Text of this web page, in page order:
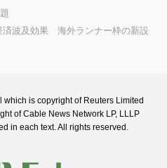
済波及効果 海外ランナー枠の新設
is copyright of Reuters Limited
of Cable News Network LP, LLLP
in each text. All rights reserved.